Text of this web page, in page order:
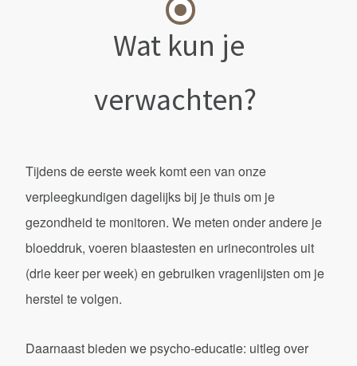
Wat kun je
verwachten?
Tijdens de eerste week komt een van onze
verpleegkundigen dagelijks bij je thuis om je
gezondheid te monitoren. We meten onder andere je
bloeddruk, voeren blaastesten en urinecontroles uit
(drie keer per week) en gebruiken vragenlijsten om je
herstel te volgen.
Daarnaast bieden we psycho-educatie: uitleg over